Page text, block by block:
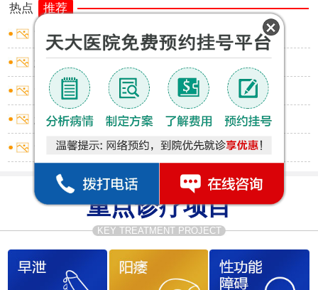
热点
推荐
龟头炎会流脓吗
怎么去除包皮垢
龟头炎会不会流脓
怎么确认包皮过长
龟头炎什么表现
重点诊疗项目
KEY TREATMENT PROJECT